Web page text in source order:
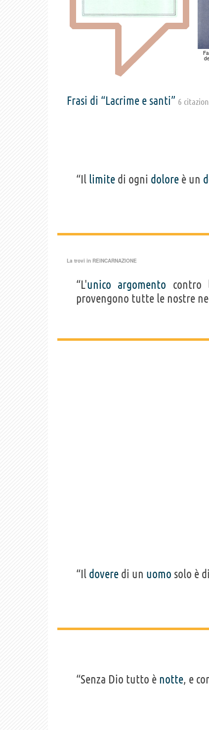
Frasi di “Lacrime e santi” 6
“Il limite di ogni dolore è un
La trovi in REINCARNAZIONE
“L'unico argomento contro
provengono tutte le nostre
“Il dovere di un uomo solo è di
“Senza Dio tutto è notte, e